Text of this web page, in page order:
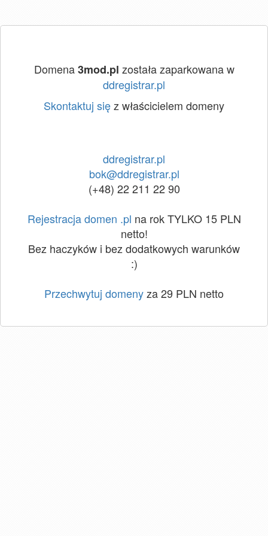
Domena3mod.pl została zaparkowana w
ddregistrar.pl
Skontaktuj sięz właścicielem domeny
ddregistrar.pl
bok@ddregistrar.pl
(+48) 22 211 22 90
Rejestracja domen .pl na rok TYLKO 15 PLN
netto!
Bez haczyków i bez dodatkowych warunków
:)
Przechwytuj domenyza 29 PLN netto